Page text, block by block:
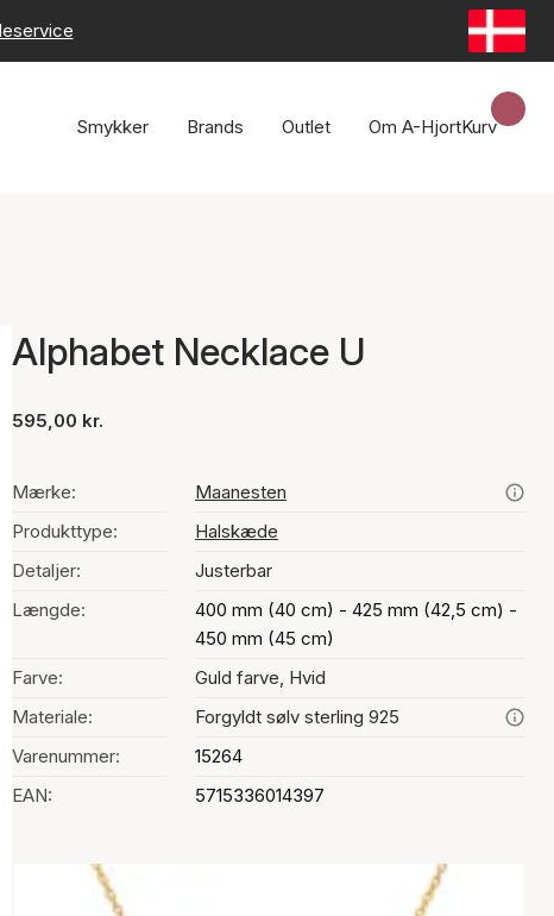
Smykker Brands Outlet Om A-HjortKurv
Alphabet Necklace U
595,00 kr.
Mærke:
Maanesten
Produkttype:
Halskæde
Detaljer:
Justerbar
Længde:
400 mm (40 cm) - 425 mm (42,5 cm) -
450 mm (45 cm)
Farve:
Guld farve, Hvid
Materiale:
Forgyldt sølv sterling 925
Varenummer:
15264
EAN:
5715336014397
Valg af farve